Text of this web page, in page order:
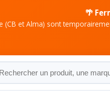
🌴
(CB et Alma) sont